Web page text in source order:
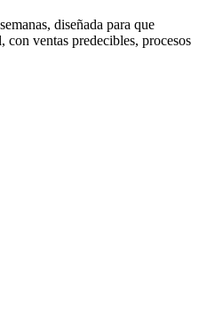
diseñada para que
con ventas predecibles, procesos